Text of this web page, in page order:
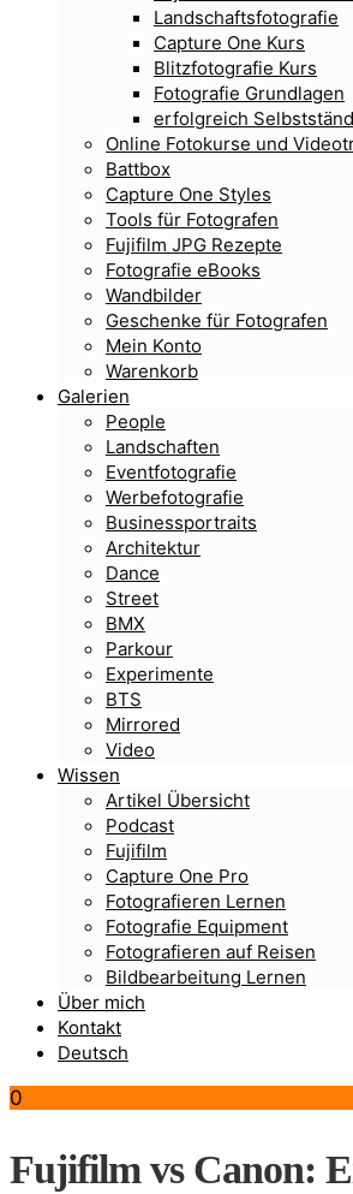
Landschaftsfotografie
Capture One Kurs
Blitzfotografie Kurs
Fotografie Grundlagen
erfolgreich
Online Fotokurse und
Battbox
Capture One Styles
Tools für Fotografen
Fujifilm JPG Rezepte
Fotografie eBooks
Wandbilder
Geschenke für Fotografen
Mein Konto
Warenkorb
Galerien
People
Landschaften
Eventfotografie
Werbefotografie
Businessportraits
Architektur
Dance
Street
BMX
Parkour
Experimente
BTS
Mirrored
Video
Wissen
Artikel Übersicht
Podcast
Fujifilm
Capture One Pro
Fotografieren Lernen
Fotografie Equipment
Fotografieren auf Reisen
Bildbearbeitung Lernen
Über mich
Kontakt
Deutsch
0
Fujifilm vs Canon: